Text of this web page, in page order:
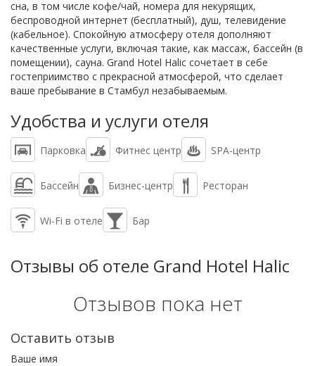
сна, в том числе кофе/чай, номера для некурящих,
беспроводной интернет (бесплатный), душ, телевидение
(кабельное). Спокойную атмосферу отеля дополняют
качественные услуги, включая такие, как массаж, бассейн (в
помещении), сауна. Grand Hotel Halic сочетает в себе
гостеприимство с прекрасной атмосферой, что сделает
ваше пребывание в Стамбул незабываемым.
Удобства и услуги отеля
Парковка Фитнес центр SPA-центр
Бассейн Бизнес-центр Ресторан
Wi-Fi в отеле Бар
Отзывы об отеле Grand Hotel Halic
Отзывов пока нет
Оставить отзыв
Ваше имя